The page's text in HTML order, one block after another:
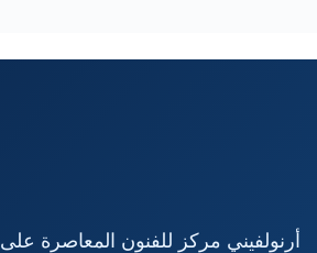
أرنولفيني مركز للفنون المعاصرة